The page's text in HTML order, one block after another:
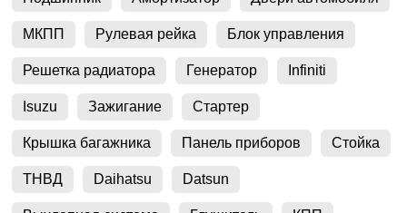
МКПП Рулевая рейка Блок управления
Решетка радиатора Генератор Infiniti
Isuzu Зажигание Стартер
Крышка багажника Панель приборов Стойка
ТНВД Daihatsu Datsun